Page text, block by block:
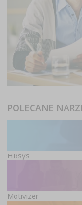
POLECANE
HRsys
Motivizer